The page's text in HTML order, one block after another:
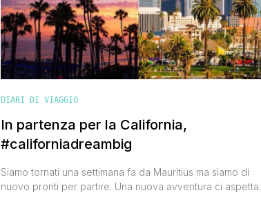
DIARI DI VIAGGIO
In partenza per la California,
#californiadreambig
Siamo tornati una settimana fa da Mauritius ma siamo di
nuovo pronti per partire. Una nuova avventura ci aspetta.